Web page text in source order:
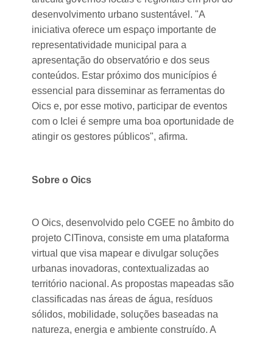
desenvolvimento urbano sustentável. "A
iniciativa oferece um espaço importante de
representatividade municipal para a
apresentação do observatório e dos seus
conteúdos. Estar próximo dos municípios é
essencial para disseminar as ferramentas do
Oics e, por esse motivo, participar de eventos
com o Iclei é sempre uma boa oportunidade de
atingir os gestores públicos", afirma.
Sobre o Oics
O Oics, desenvolvido pelo CGEE no âmbito do
projeto CITinova, consiste em uma plataforma
virtual que visa mapear e divulgar soluções
urbanas inovadoras, contextualizadas ao
território nacional. As propostas mapeadas são
classificadas nas áreas de água, resíduos
sólidos, mobilidade, soluções baseadas na
natureza, energia e ambiente construído. A